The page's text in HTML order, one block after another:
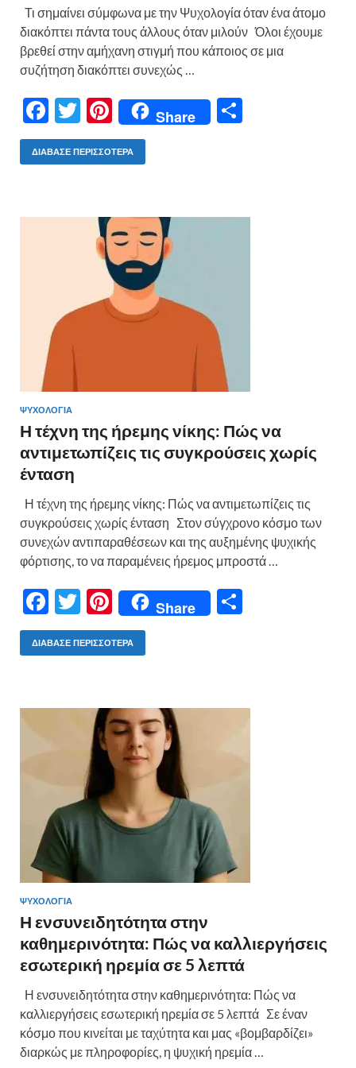
Τι σημαίνει σύμφωνα με την Ψυχολογία όταν ένα άτομο
διακόπτει πάντα τους άλλους όταν μιλούν Όλοι έχουμε
βρεθεί στην αμήχανη στιγμή που κάποιος σε μια
συζήτηση διακόπτει συνεχώς …
F
ac
e
o
T
w
itt
Pi
nt
er
t
Share
σ
ΔΙΆΒΑΣΕ ΠΕΡΙΣΣΌΤΕΡΑ
ΨΥΧΟΛΟΓΙΑ
Η τέχνη της ήρεμης νίκης: Πώς να
αντιμετωπίζεις τις συγκρούσεις χωρίς
ένταση
Η τέχνη της ήρεμης νίκης: Πώς να αντιμετωπίζεις τις
συγκρούσεις χωρίς ένταση Στον σύγχρονο κόσμο των
συνεχών αντιπαραθέσεων και της αυξημένης ψυχικής
φόρτισης, το να παραμένεις ήρεμος μπροστά …
F
ac
e
o
k
T
w
itt
Pi
nt
er
t
Share
σ
ΔΙΆΒΑΣΕ ΠΕΡΙΣΣΌΤΕΡΑ
ΨΥΧΟΛΟΓΙΑ
Η ενσυνειδητότητα στην
καθημερινότητα: Πώς να καλλιεργήσεις
εσωτερική ηρεμία σε 5 λεπτά
Η ενσυνειδητότητα στην καθημερινότητα: Πώς να
καλλιεργήσεις εσωτερική ηρεμία σε 5 λεπτά Σε έναν
κόσμο που κινείται με ταχύτητα και μας «βομβαρδίζει»
διαρκώς με πληροφορίες, η ψυχική ηρεμία …